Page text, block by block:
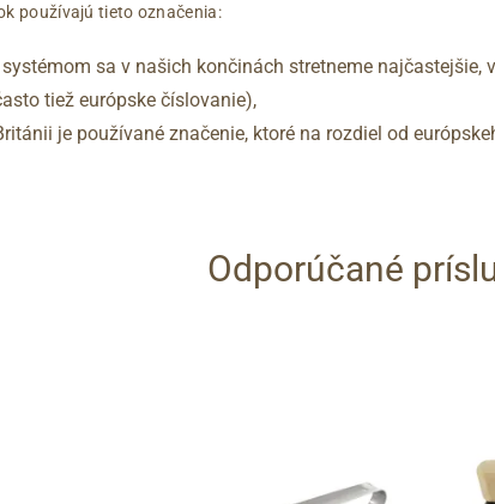
používajú tieto označenia:
sa v našich končinách stretneme
tiež európske číslovanie),
je používané značenie, ktoré na rozdiel od
Odporúčané